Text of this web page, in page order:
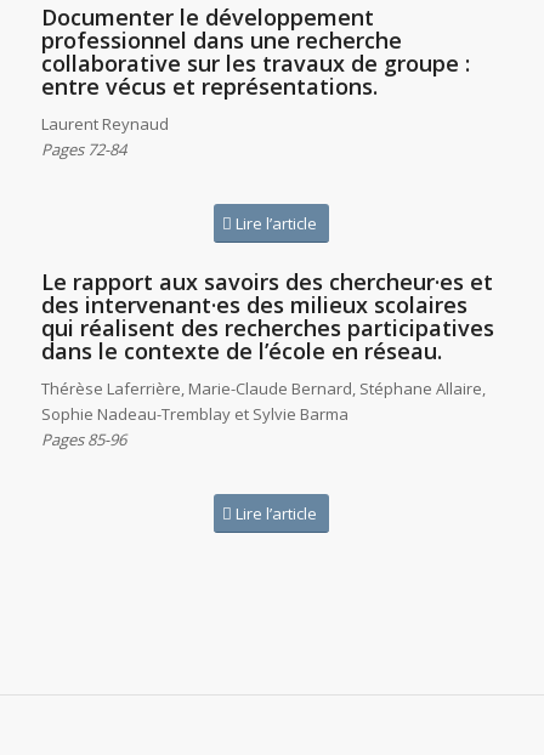
Documenter le développement
professionnel dans une recherche
collaborative sur les travaux de groupe :
entre vécus et représentations.
Laurent Reynaud
Pages 72-84
Lire l’article
Le rapport aux savoirs des chercheur·es et
des intervenant·es des milieux scolaires
qui réalisent des recherches participatives
dans le contexte de l’école en réseau.
Thérèse Laferrière, Marie-Claude Bernard, Stéphane Allaire,
Sophie Nadeau-Tremblay et Sylvie Barma
Pages 85-96
Lire l’article